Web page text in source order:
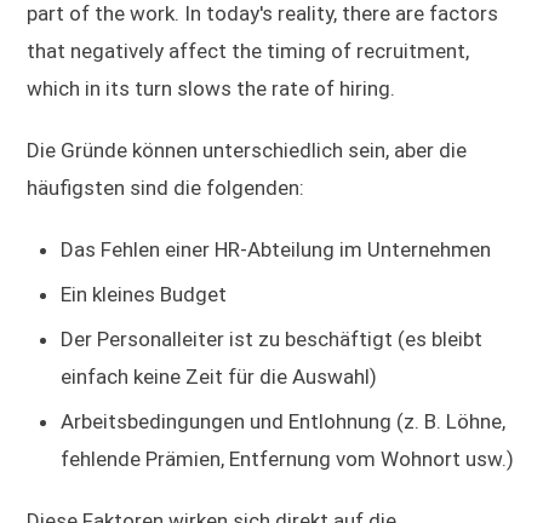
part of the work. In today's reality, there are factors
that negatively affect the timing of recruitment,
which in its turn slows the rate of hiring.
Die Gründe können unterschiedlich sein, aber die
häufigsten sind die folgenden:
Das Fehlen einer HR-Abteilung im Unternehmen
Ein kleines Budget
Der Personalleiter ist zu beschäftigt (es bleibt
einfach keine Zeit für die Auswahl)
Arbeitsbedingungen und Entlohnung (z. B. Löhne,
fehlende Prämien, Entfernung vom Wohnort usw.)